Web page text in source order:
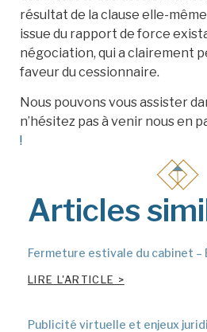
résultat de la clause elle-
issue du rapport de force
négociation, qui a clairement
faveur du cessionnaire.
Nous pouvons vous assister
n’hésitez pas à venir nous en
!
Articles
Fermeture estivale du cabinet –
LIRE L'ARTICLE >
Publicité virtuelle et enjeux